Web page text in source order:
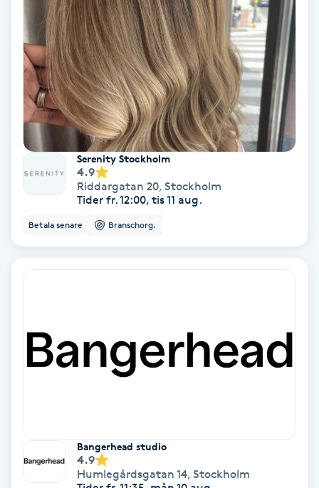
Vaxning brasiliansk
Veterinär
Vibrationsmassage
Vinyasa Yoga
Volymfransar
Vårtor
Yoga Nidra
Zonterapi
Serenity Stockholm
4.9
Riddargatan 20, Stockholm
Tider fr. 12:00, tis 11 aug.
Betala senare Branschorg.
Bangerhead studio
4.9
Humlegårdsgatan 14, Stockholm